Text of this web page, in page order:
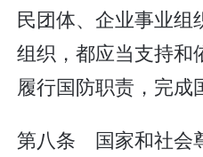
民团体、企业事业组
组织，都应当支持和
履行国防职责，完成
第八条 国家和社会